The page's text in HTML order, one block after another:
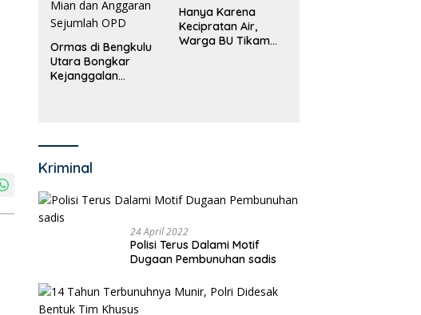
Ormas di Bengkulu
Utara Bongkar
Kejanggalan
Hanya Karena
Kecipratan Air,
Warga BU Tikam
Kriminal
24 April 2022
Polisi Terus Dalami Motif
Dugaan Pembunuhan sadis